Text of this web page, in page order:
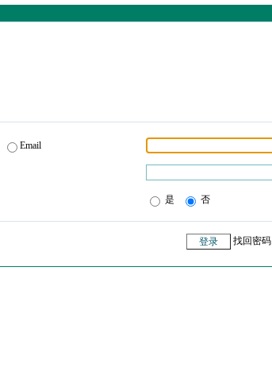
Email
是 否
找回密码